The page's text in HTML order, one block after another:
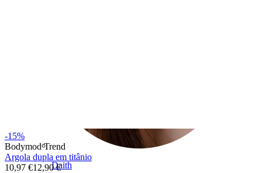
Daith
-15%
Bodymod Trend
Argola dupla em titânio
10,97 €12,90 €